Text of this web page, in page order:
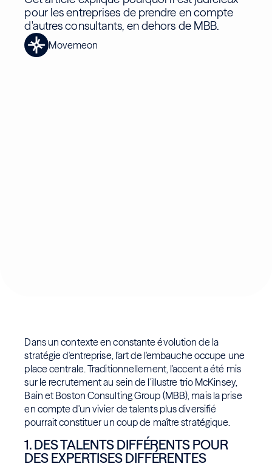
pour les entreprises de prendre en compte
d'autres consultants, en dehors de MBB.
Movemeon
Dans un contexte en constante évolution de la
stratégie d'entreprise, l'art de l'embauche occupe une
place centrale. Traditionnellement, l'accent a été mis
sur le recrutement au sein de l'illustre trio McKinsey,
Bain et Boston Consulting Group (MBB), mais la prise
en compte d'un vivier de talents plus diversifié
pourrait constituer un coup de maître stratégique.
1. DES TALENTS DIFFÉRENTS POUR
DES EXPERTISES DIFFÉRENTES